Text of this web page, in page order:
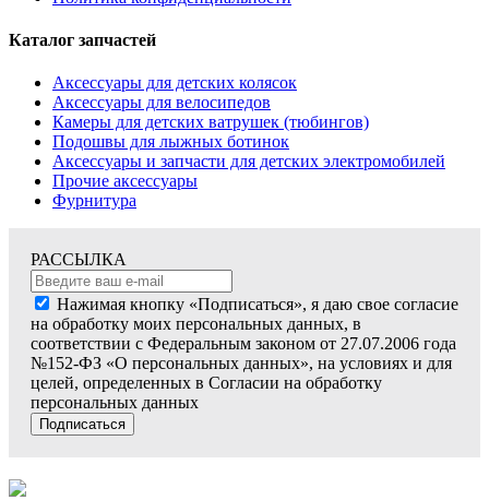
Каталог запчастей
Аксессуары для детских колясок
Аксессуары для велосипедов
Камеры для детских ватрушек (тюбингов)
Подошвы для лыжных ботинок
Аксессуары и запчасти для детских электромобилей
Прочие аксессуары
Фурнитура
РАССЫЛКА
Нажимая кнопку «Подписаться», я даю свое согласие
на обработку моих персональных данных, в
соответствии с Федеральным законом от 27.07.2006 года
№152-ФЗ «О персональных данных», на условиях и для
целей, определенных в Согласии на обработку
персональных данных
Подписаться